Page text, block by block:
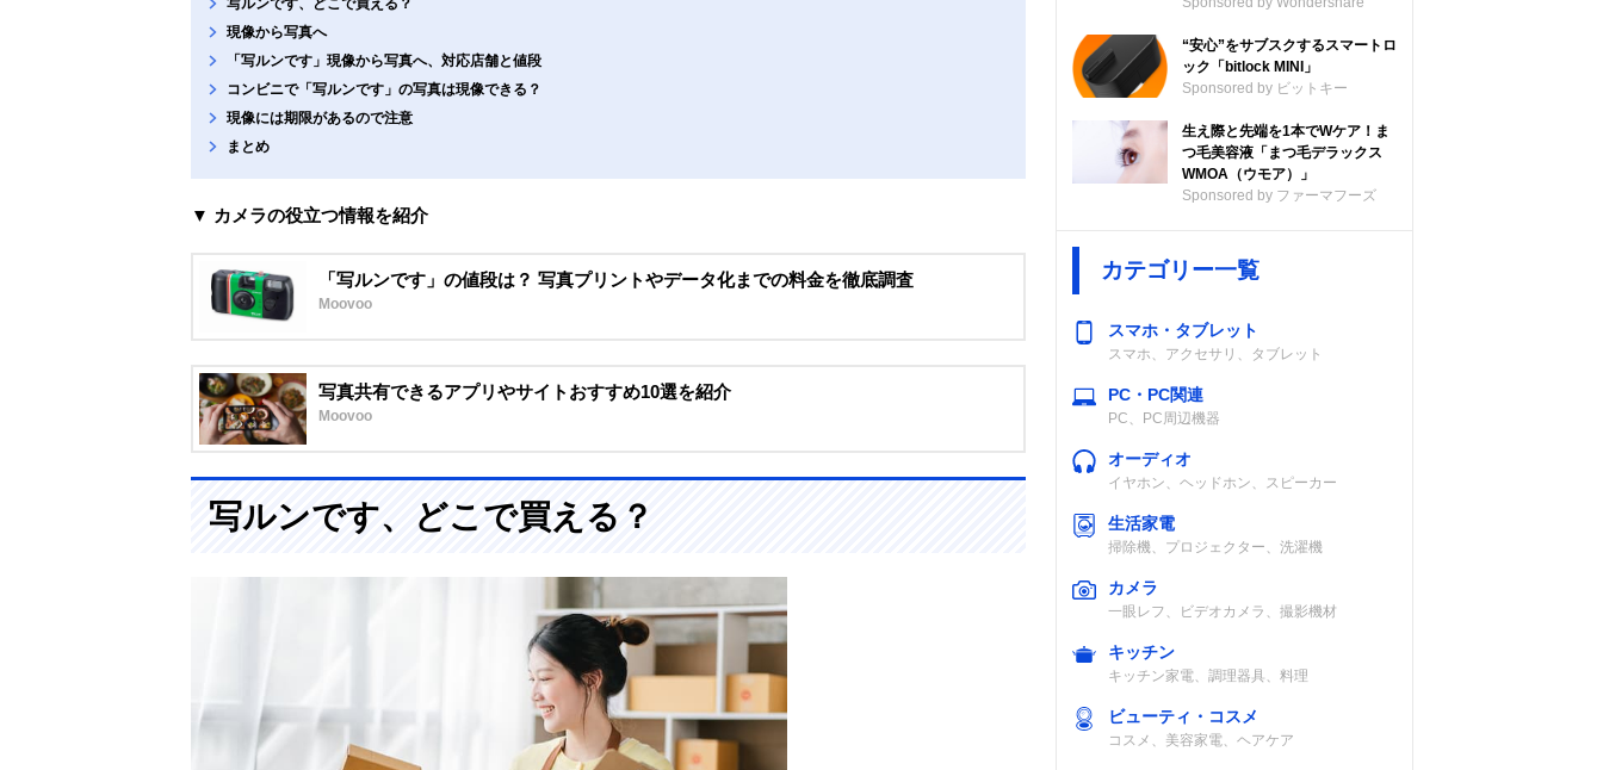
現像から写真へ
「写ルンです」現像から写真へ、対応店舗と値段
コンビニで「写ルンです」の写真は現像できる？
現像には期限があるので注意
まとめ
▼ カメラの役立つ情報を紹介
「写ルンです」の値段は？ 写真プリントやデータ化までの料金を徹底調査
Moovoo
写真共有できるアプリやサイトおすすめ10選を紹介
Moovoo
写ルンです、どこで買える？
“安心”をサブスクするスマートロ
ック「bitlock MINI」
Sponsored by ビットキー
生え際と先端を1本でWケア！ま
つ毛美容液「まつ毛デラックス
WMOA（ウモア）」
Sponsored by ファーマフーズ
カテゴリー一覧
スマホ・タブレット
スマホ、アクセサリ、タブレット
PC・PC関連
PC、PC周辺機器
オーディオ
イヤホン、ヘッドホン、スピーカー
生活家電
掃除機、プロジェクター、洗濯機
カメラ
一眼レフ、ビデオカメラ、撮影機材
キッチン
キッチン家電、調理器具、料理
ビューティ・コスメ
コスメ、美容家電、ヘアケア